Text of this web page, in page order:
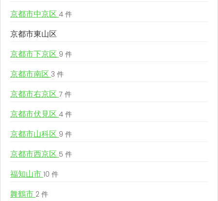
京都市中京区 4 件
京都市東山区
京都市下京区 9 件
京都市南区 3 件
京都市右京区 7 件
京都市伏見区 4 件
京都市山科区 9 件
京都市西京区 5 件
福知山市 10 件
舞鶴市 2 件